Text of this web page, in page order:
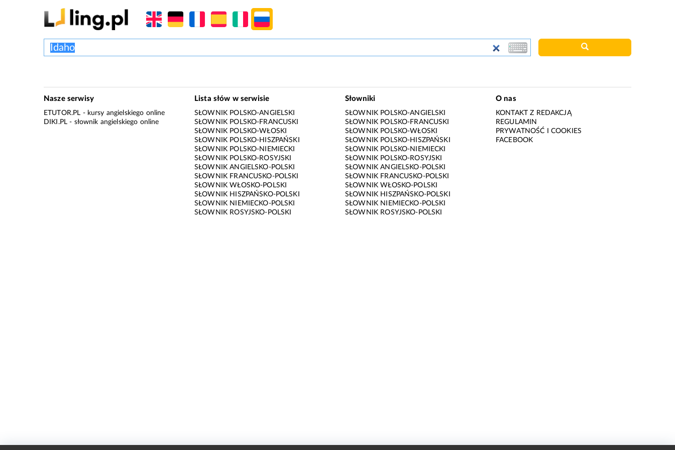
Nasze serwisy
ETUTOR.PL - kursy angielskiego online
DIKI.PL - słownik angielskiego online
Lista słów w serwisie
SŁOWNIK POLSKO-ANGIELSKI
SŁOWNIK POLSKO-FRANCUSKI
SŁOWNIK POLSKO-WŁOSKI
SŁOWNIK POLSKO-HISZPAŃSKI
SŁOWNIK POLSKO-NIEMIECKI
SŁOWNIK POLSKO-ROSYJSKI
SŁOWNIK ANGIELSKO-POLSKI
SŁOWNIK FRANCUSKO-POLSKI
SŁOWNIK WŁOSKO-POLSKI
SŁOWNIK HISZPAŃSKO-POLSKI
SŁOWNIK NIEMIECKO-POLSKI
SŁOWNIK ROSYJSKO-POLSKI
Słowniki
SŁOWNIK POLSKO-ANGIELSKI
SŁOWNIK POLSKO-FRANCUSKI
SŁOWNIK POLSKO-WŁOSKI
SŁOWNIK POLSKO-HISZPAŃSKI
SŁOWNIK POLSKO-NIEMIECKI
SŁOWNIK POLSKO-ROSYJSKI
SŁOWNIK ANGIELSKO-POLSKI
SŁOWNIK FRANCUSKO-POLSKI
SŁOWNIK WŁOSKO-POLSKI
SŁOWNIK HISZPAŃSKO-POLSKI
SŁOWNIK NIEMIECKO-POLSKI
SŁOWNIK ROSYJSKO-POLSKI
O nas
KONTAKT Z REDAKCJĄ
REGULAMIN
PRYWATNOŚĆ I COOKIES
FACEBOOK